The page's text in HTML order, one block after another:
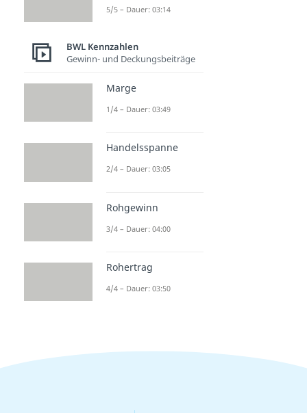
5/5 – Dauer: 03:14
BWL Kennzahlen
Gewinn- und Deckungsbeiträge
Marge
1/4 – Dauer: 03:49
Handelsspanne
2/4 – Dauer: 03:05
Rohgewinn
3/4 – Dauer: 04:00
Rohertrag
4/4 – Dauer: 03:50